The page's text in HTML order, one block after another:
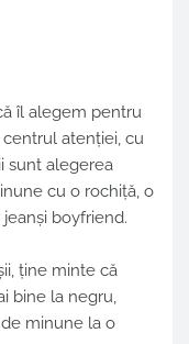
îl alegem pentru
centrul atenției, cu
sunt alegerea
cu o rochiță, o
boyfriend.
ține minte că
bine la negru,
minune la o